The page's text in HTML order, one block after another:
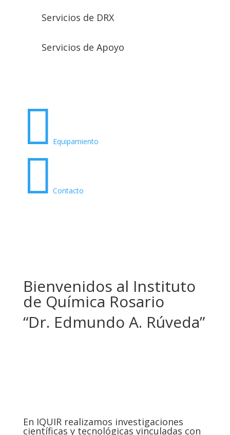
Servicios de DRX
Servicios de Apoyo
 Equipamiento
 Contacto
Bienvenidos al Instituto
de Química Rosario
“Dr. Edmundo A. Rúveda”
En IQUIR realizamos investigaciones
científicas y tecnológicas vinculadas con